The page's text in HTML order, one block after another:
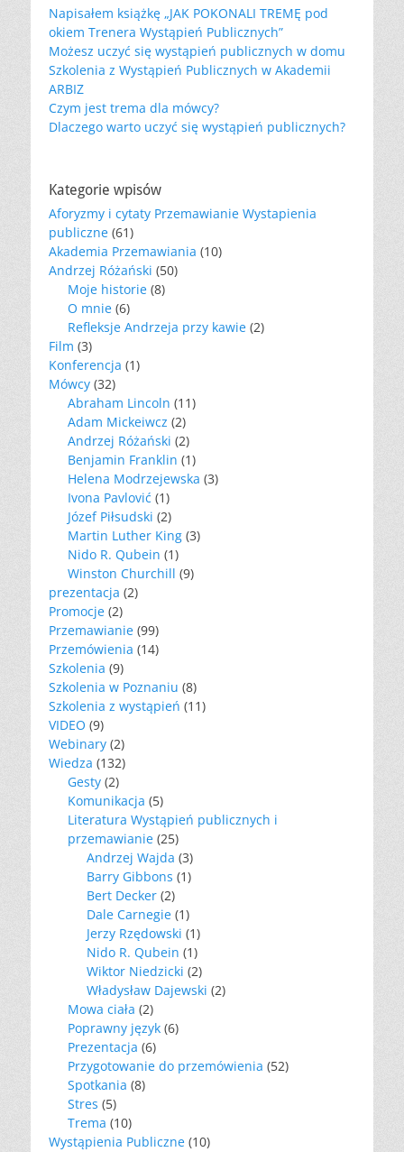
Napisałem książkę „JAK POKONALI TREMĘ pod
okiem Trenera Wystąpień Publicznych”
Możesz uczyć się wystąpień publicznych w domu
Szkolenia z Wystąpień Publicznych w Akademii
ARBIZ
Czym jest trema dla mówcy?
Dlaczego warto uczyć się wystąpień publicznych?
Kategorie wpisów
Aforyzmy i cytaty Przemawianie Wystapienia
publiczne (61)
Akademia Przemawiania (10)
Andrzej Różański (50)
Moje historie (8)
O mnie (6)
Refleksje Andrzeja przy kawie (2)
Film (3)
Konferencja (1)
Mówcy (32)
Abraham Lincoln (11)
Adam Mickeiwcz (2)
Andrzej Różański (2)
Benjamin Franklin (1)
Helena Modrzejewska (3)
Ivona Pavlović (1)
Józef Piłsudski (2)
Martin Luther King (3)
Nido R. Qubein (1)
Winston Churchill (9)
prezentacja (2)
Promocje (2)
Przemawianie (99)
Przemówienia (14)
Szkolenia (9)
Szkolenia w Poznaniu (8)
Szkolenia z wystąpień (11)
VIDEO (9)
Webinary (2)
Wiedza (132)
Gesty (2)
Komunikacja (5)
Literatura Wystąpień publicznych i
przemawianie (25)
Andrzej Wajda (3)
Barry Gibbons (1)
Bert Decker (2)
Dale Carnegie (1)
Jerzy Rzędowski (1)
Nido R. Qubein (1)
Wiktor Niedzicki (2)
Władysław Dajewski (2)
Mowa ciała (2)
Poprawny język (6)
Prezentacja (6)
Przygotowanie do przemówienia (52)
Spotkania (8)
Stres (5)
Trema (10)
Wystąpienia Publiczne (10)